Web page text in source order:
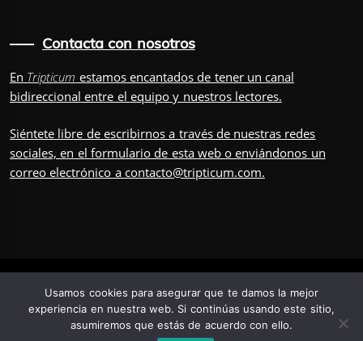
Contacta con nosotros
En Tripticum estamos encantados de tener un canal
bidireccional entre el equipo y nuestros lectores.
Siéntete libre de escribirnos a través de nuestras redes
sociales, en el formulariode esta web o enviándonos un
correo electrónico a contacto@tripticum.com.
IUVENIS, POR
TRIPULACIÓN CONTÁCTANOS POSDATA
Usamos cookies para asegurar que te damos la mejor
experiencia en nuestra web. Si continúas usando este sitio,
asumiremos que estás de acuerdo con ello.